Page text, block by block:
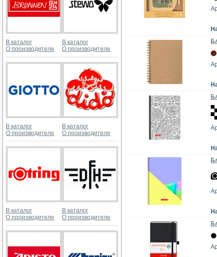
В каталог
О производителе
В каталог
О производителе
В каталог
О производителе
В каталог
О производителе
В каталог
О производителе
В каталог
О производителе